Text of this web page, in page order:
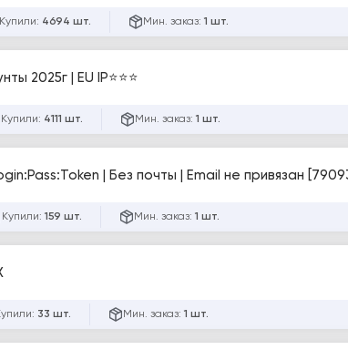
Купили: 4694 шт. Мин. заказ: 1 шт.
2025г | EU IP⭐⭐⭐
Купили: 4111 шт. Мин. заказ: 1 шт.
| Без почты | Email не привязан
Купили: 159 шт. Мин. заказ: 1 шт.
33 шт. Мин. заказ: 1 шт.